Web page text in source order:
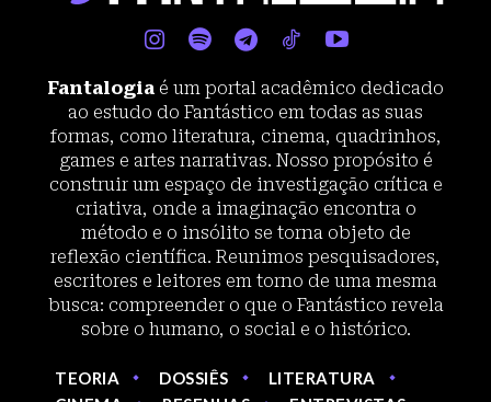
Fantalogia é um portal acadêmico dedicado
ao estudo do Fantástico em todas as suas
formas, como literatura, cinema, quadrinhos,
games e artes narrativas. Nosso propósito é
construir um espaço de investigação crítica e
criativa, onde a imaginação encontra o
método e o insólito se torna objeto de
reflexão científica. Reunimos pesquisadores,
escritores e leitores em torno de uma mesma
busca: compreender o que o Fantástico revela
sobre o humano, o social e o histórico.
TEORIA DOSSIÊS
LITERATURA